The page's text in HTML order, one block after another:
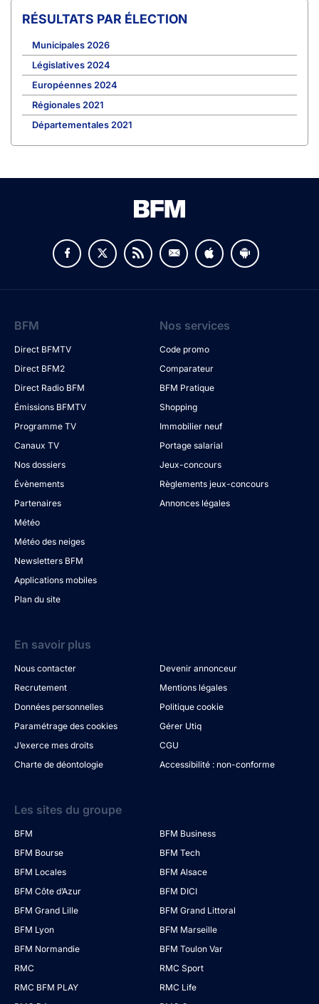
RÉSULTATS PAR ÉLECTION
Municipales 2026
Législatives 2024
Européennes 2024
Régionales 2021
Départementales 2021
BFM
Direct BFMTV
Direct BFM2
Direct Radio BFM
Émissions BFMTV
Programme TV
Canaux TV
Nos dossiers
Évènements
Partenaires
Météo
Météo des neiges
Newsletters BFM
Applications mobiles
Plan du site
Nos services
Code promo
Comparateur
BFM Pratique
Shopping
Immobilier neuf
Portage salarial
Jeux-concours
Règlements jeux-concours
Annonces légales
En savoir plus
Nous contacter
Devenir annonceur
Recrutement
Mentions légales
Données personnelles
Politique cookie
Paramétrage des cookies
Gérer Utiq
J’exerce mes droits
CGU
Charte de déontologie
Accessibilité : non-conforme
Les sites du groupe
BFM
BFM Business
BFM Bourse
BFM Tech
BFM Locales
BFM Alsace
BFM Côte d’Azur
BFM DICI
BFM Grand Lille
BFM Grand Littoral
BFM Lyon
BFM Marseille
BFM Normandie
BFM Toulon Var
RMC
RMC Sport
RMC BFM PLAY
RMC Life